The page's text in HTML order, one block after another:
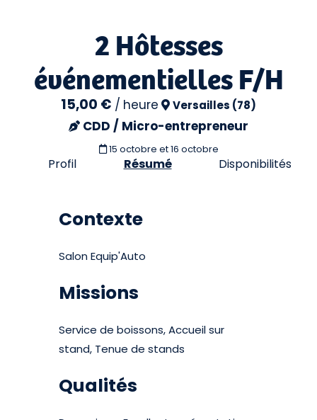
2 Hôtesses
événementielles F/H
15,00 € / heure Versailles (78)
CDD / Micro-entrepreneur
15 octobre et 16 octobre
Profil Résumé Disponibilités
Contexte
Salon Equip'Auto
Missions
Service de boissons, Accueil sur
stand, Tenue de stands
Qualités